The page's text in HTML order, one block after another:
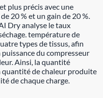
plus précis avec une
20 % et un gain de 20 %.
Dry analyse le taux
température de
types de tissus, afin
du compresseur
Ainsi, la quantité
de chaleur produite
de chaque charge.